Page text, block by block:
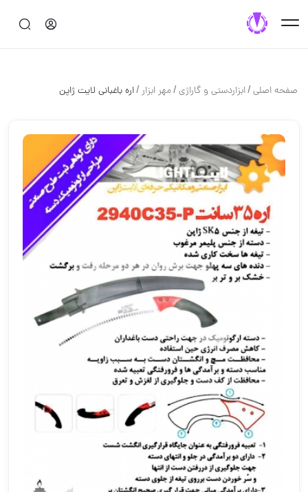
صفحه اصلی/ابزاردستی و گاراژی/مهر ابزار/اره باغبانی لایت ژاپن